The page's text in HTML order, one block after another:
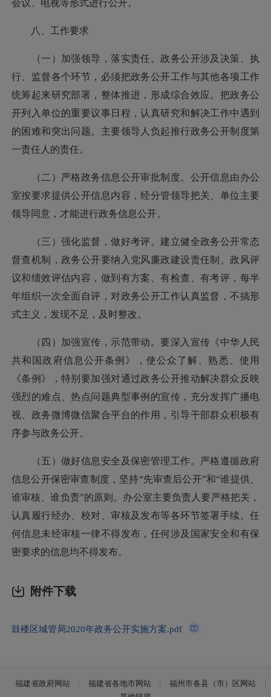
会议、电视等形式进行公开。
八、工作要求
（一）加强领导，落实责任。政务公开涉及决策、执
行、监督各个环节，必须把政务公开工作与其他各项工作
统筹起来研究部署，整体推进，形成综合效应。把政务公
开列入单位的重要议事日程，认真研究和解决工作中遇到
的困难和突出问题。主要领导人负起推行政务公开制度第
一责任人的责任。
（二）严格政务信息公开审批制度。公开信息由办公
室按要求提供公开信息内容，经分管领导把关、单位主要
领导同意，才能进行政务信息公开。
（三）强化监督，做好考评。建立健全政务公开常态
督查机制，政务公开要纳入党风廉政建设责任制、政风评
议和绩效评估内容，做到有方案、有检查、有考评，每半
年组织一次全面自评，对政务公开工作认真监督，不搞形
式主义，发现不足，及时整改。
（四）加强宣传，示范带动。要深入宣传《中华人民
共和国政府信息公开条例》，使公众了解、熟悉、使用
《条例》，特别要加强对通过政务公开推动解决群众反映
强烈的难点、热点问题典型事例的宣传，充分发挥广播电
视、政务微博微信聚合平台的作用，引导干部群众积极有
序参与政务公开。
（五）做好信息安全及保密管理工作。严格遵循政府
信息公开保密审查制度，坚持“先审查后公开”和“谁提供、
谁审核、谁负责”的原则。办公室主要负责人要严格把关，
认真履行经办、校对、审核及发布等各环节签署手续。任
何信息未经审核一律不得发布，任何涉及国家安全和有保
密要求的信息均不得发布。
附件下载
鼓楼区城管局2020年政务公开实施方案.pdf
福建省政府网站 福建省各地市网站
福州市各县（市）区网站